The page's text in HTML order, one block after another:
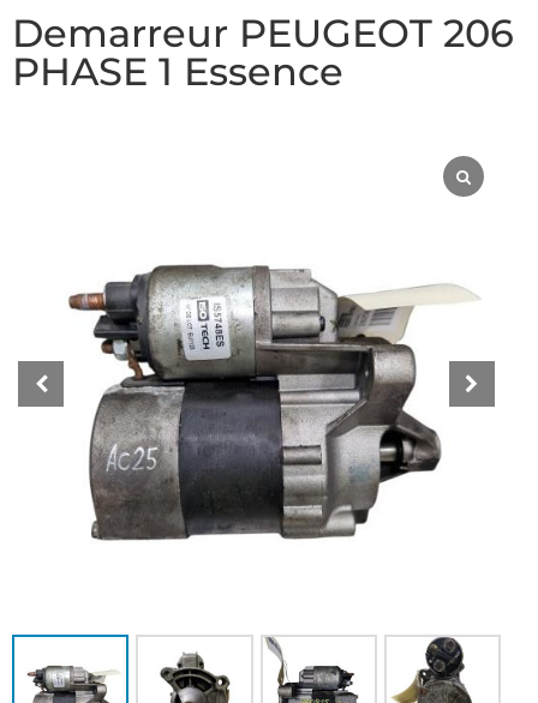
Demarreur PEUGEOT 206
PHASE 1 Essence